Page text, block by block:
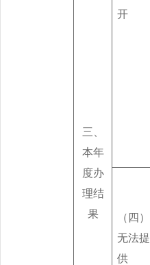
三、
本年
度办
理结
果
开
（四）
无法提
供